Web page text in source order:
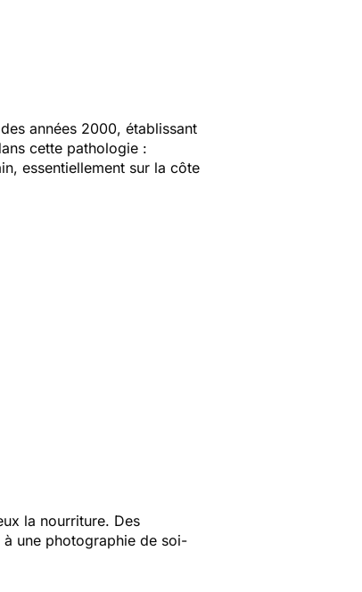
années 2000, établissant
cette pathologie :
essentiellement sur la côte
la nourriture. Des
une photographie de soi-